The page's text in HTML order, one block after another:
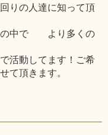
りの人達に知って頂
の中で より多くの
活動してます！ご希
て頂きます。